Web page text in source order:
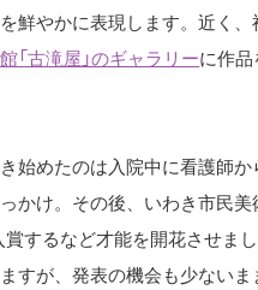
鮮やかに表現します。近く
「古滝屋」のギャラリーに作品
始めたのは入院中に看護師
かけ。その後、いわき市民
賞するなど才能を開花させま
すが、発表の機会も少ないま